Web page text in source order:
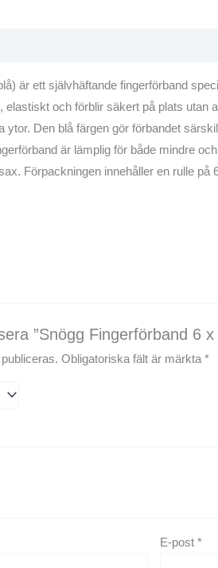
är ett självhäftande fingerförband
elastiskt och förblir säkert på plats utan
ytor. Den blå färgen gör förbandet
är lämplig för både mindre
Förpackningen innehåller en rulle på
”Snögg Fingerförband 6 x
Obligatoriska fält är märkta*
E-post*